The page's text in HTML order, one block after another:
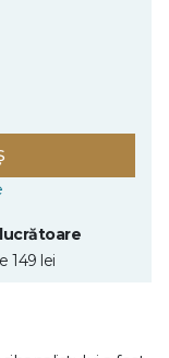
149 lei